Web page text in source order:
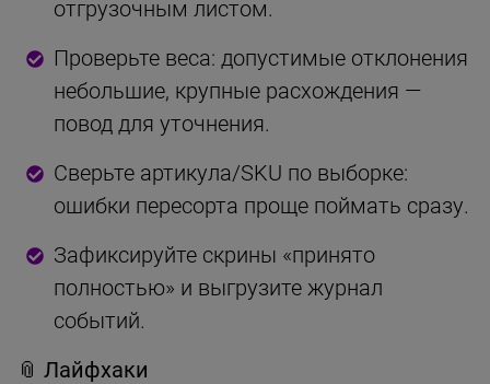
отгрузочным листом.
Проверьте веса: допустимые отклонения
небольшие, крупные расхождения —
повод для уточнения.
Сверьте артикула/SKU по выборке:
ошибки пересорта проще поймать сразу.
Зафиксируйте скрины «принято
полностью» и выгрузите журнал
событий.
📎 Лайфхаки